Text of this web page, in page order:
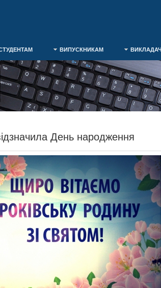
ВИПУСКНИКАМ
День народження